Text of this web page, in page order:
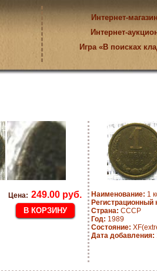
Интернет-магазин
Интернет-
Игра «В поисках
Цена: 249.00 руб. Наименование: 1
Регистрационный
Страна: CCCP
Год: 1989
Состояние:
Дата добавления: